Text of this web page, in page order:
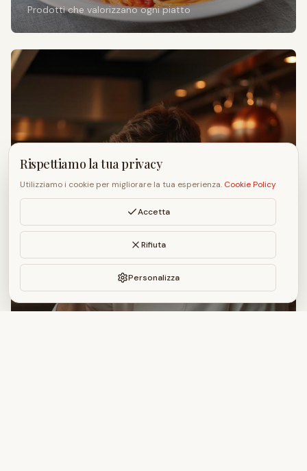
Rispettiamo la tua privacy
Utilizziamo i cookie per migliorare la tua esperienza. Cookie Policy
Accetta
Rifiuta
Personalizza
Prodotti che valorizzano ogni piatto